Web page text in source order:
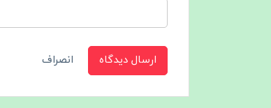
ارسال دیدگاه انصراف